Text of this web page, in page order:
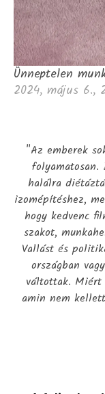
Ünneptelen
2024, május 6.,
"Az emberek
halálra
izomépítéshez,
hogy kedvenc
szakot,
Vallást és
országban
váltottak. Miért
amin nem